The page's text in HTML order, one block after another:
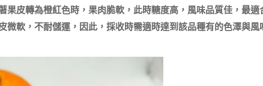
果皮轉為橙紅色時，果肉脆軟，此時糖度高，風味品質佳，最適
微軟，不耐儲運，因此，採收時需適時達到該品種有的色澤與風